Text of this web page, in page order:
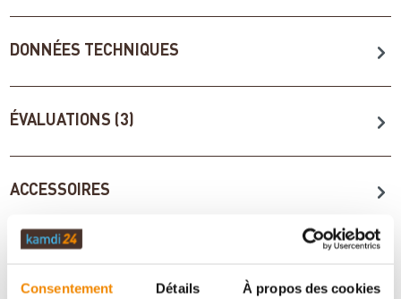
Consentement Détails À propos des cookies
DONNÉES TECHNIQUES
ÉVALUATIONS (3)
ACCESSOIRES